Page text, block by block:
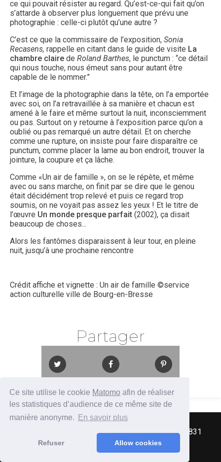
Ce site utilise le cookie Matomo afin de réaliser
les statistiques d’audience de ce même site de
manière anonyme.
En savoir plus
Refuser Allow cookies
ce qui pouvait résister au regard. Qu’est-ce-qui fait qu’on
s’attarde à observer plus longuement que prévu une
photographie : celle-ci plutôt qu’une autre ?
C’est ce que la commissaire de l’exposition, Sonia
Recasens, rappelle en citant dans le guide de visite La
chambre claire de Roland Barthes, le punctum : “ce détail
qui nous touche, nous émeut sans pour autant être
capable de le nommer.”
Et l’image de la photographie dans la tête, on l’a emportée
avec soi, on l’a retravaillée à sa manière et chacun est
amené à le faire et même surtout la nuit, inconsciemment
ou pas. Surtout on y retourne à l’exposition parce qu’on a
oublié ou pas remarqué un autre détail. Et on cherche
comme une rupture, on insiste pour faire disparaître ce
punctum, comme placer la lame au bon endroit, trouver la
jointure, la coupure et ça lâche.
Comme «Un air de famille », on se le répète, et même
avec ou sans marche, on finit par se dire que le genou
était décidément trop relevé et puis ce regard trop
soumis, on ne voyait pas assez les yeux ! Et le titre de
l’œuvre Un monde presque parfait (2002), ça disait
beaucoup de choses...
Alors les fantômes disparaissent à leur tour, en pleine
nuit, jusqu’à une prochaine rencontre
Crédit affiche et vignette : Un air de famille ©service
action culturelle ville de Bourg-en-Bresse
Partager
2017 - Association Split Screen Review / SIREN 831
043 864 - Tous droits réservés
Mentions légales